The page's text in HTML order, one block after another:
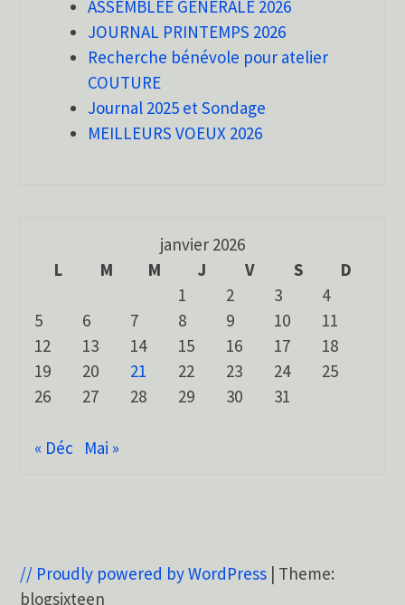
ASSEMBLEE GENERALE 2026
JOURNAL PRINTEMPS 2026
Recherche bénévole pour atelier
COUTURE
Journal 2025 et Sondage
MEILLEURS VOEUX 2026
janvier 2026
L
M M J V S
D
1
2 3
4
5
6 7 8 9 10
11
12
13 14 15 16 17
18
19
20 21 22 23 24
25
26
27 28 29 30 31
« Déc Mai »
// Proudly powered by WordPress | Theme:
blogsixteen